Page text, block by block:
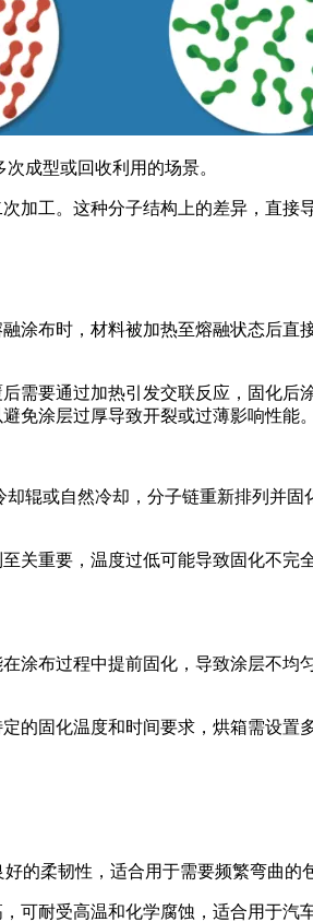
成型或回收利用的场景。
工。这种分子结构上的差异，直接
涂布时，材料被加热至熔融状态后
需要通过加热引发交联反应，固化
免涂层过厚导致开裂或过薄影响性能。
辊或自然冷却，分子链重新排列并
重要，温度过低可能导致固化不完
涂布过程中提前固化，导致涂层不
的固化温度和时间要求，烘箱需设
的柔韧性，适合用于需要频繁弯曲的
耐受高温和化学腐蚀，适合用于汽